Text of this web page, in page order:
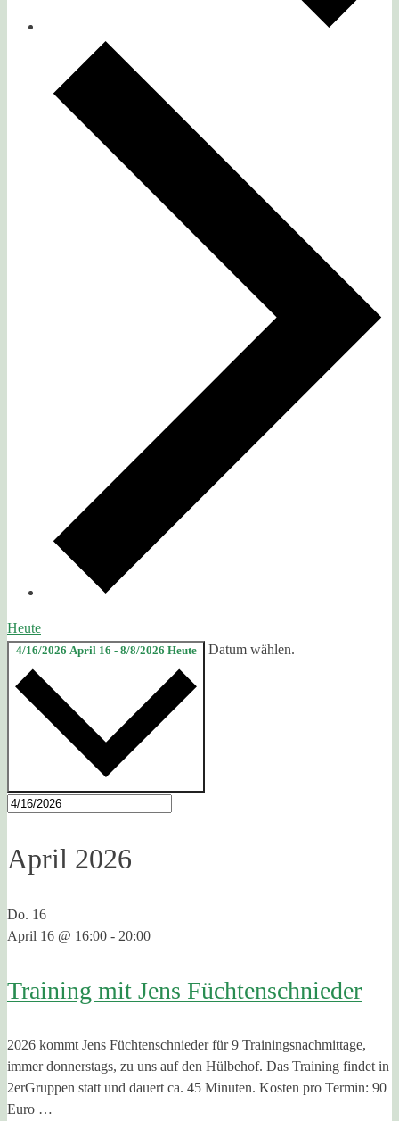
Heute
4/16/2026 April 16 - 8/8/2026 Heute Datum wählen.
April 2026
Do. 16
April 16 @ 16:00 - 20:00
Training mit Jens Füchtenschnieder
2026 kommt Jens Füchtenschnieder für 9 Trainingsnachmittage,
immer donnerstags, zu uns auf den Hülbehof. Das Training findet in
2erGruppen statt und dauert ca. 45 Minuten. Kosten pro Termin: 90
Euro …